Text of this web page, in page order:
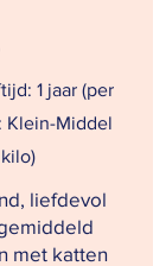
1 jaar (per
Klein-Middel
liefdevol
met katten